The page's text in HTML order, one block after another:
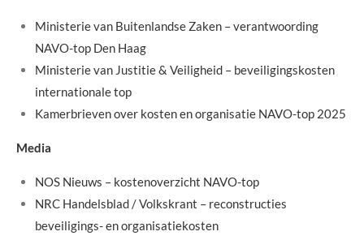
Ministerie van Buitenlandse Zaken – verantwoording
NAVO-top Den Haag
Ministerie van Justitie & Veiligheid – beveiligingskosten
internationale top
Kamerbrieven over kosten en organisatie NAVO-top 2025
Media
NOS Nieuws – kostenoverzicht NAVO-top
NRC Handelsblad / Volkskrant – reconstructies
beveiligings- en organisatiekosten